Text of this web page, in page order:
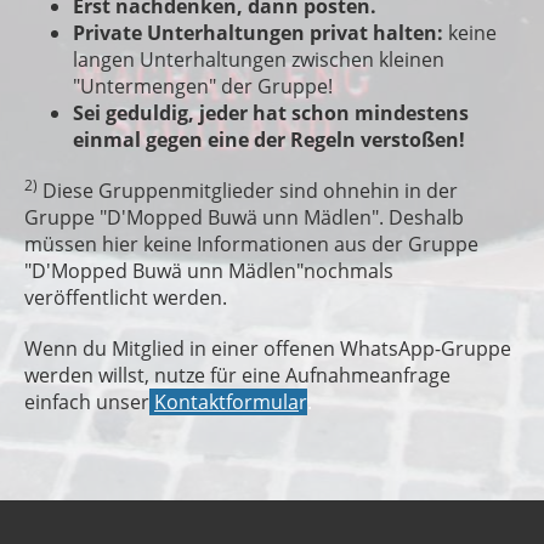
Erst nachdenken, dann posten.
Private Unterhaltungen privat halten: keine
langen Unterhaltungen zwischen kleinen
"Untermengen" der Gruppe!
Sei geduldig, jeder hat schon mindestens
einmal gegen eine der Regeln verstoßen!
2) Diese Gruppenmitglieder sind ohnehin in der
Gruppe "D'Mopped Buwä unn Mädlen". Deshalb
müssen hier keine Informationen aus der Gruppe
"D'Mopped Buwä unn Mädlen"nochmals
veröffentlicht werden.
Wenn du Mitglied in einer offenen WhatsApp-Gruppe
werden willst, nutze für eine Aufnahmeanfrage
einfach unser Kontaktformular.